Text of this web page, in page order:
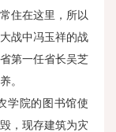
住在这里，所以
战中冯玉祥的战
第一任省长吴芝
。
学院的图书馆使
，现存建筑为灾